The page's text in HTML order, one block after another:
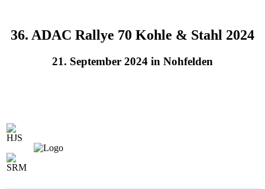
36. ADAC Rallye 70 Kohle & Stahl 2024
21. September 2024 in Nohfelden